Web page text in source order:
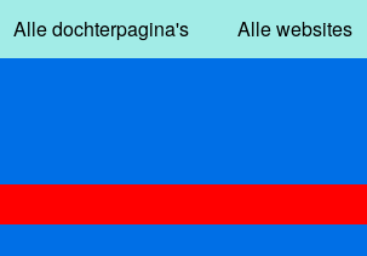
Alle dochterpagina's Alle websites